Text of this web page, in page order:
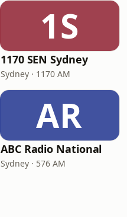
1S
1170 SEN Sydney
Sydney · 1170 AM
AR
ABC Radio National
Sydney · 576 AM